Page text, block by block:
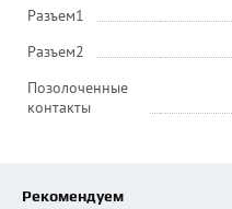
Разъем1
Разъем2
Позолоченные
контакты
Рекомендуем